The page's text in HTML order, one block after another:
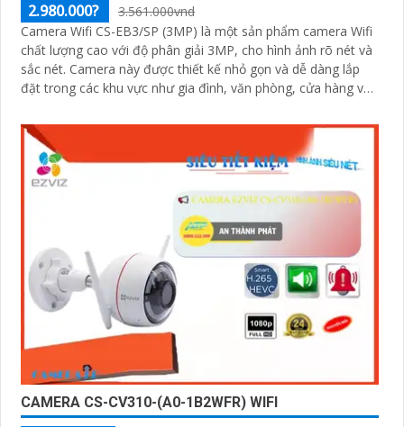
2.980.000?
3.561.000vnd
Camera Wifi CS-EB3/SP (3MP) là một sản phẩm camera Wifi
chất lượng cao với độ phân giải 3MP, cho hình ảnh rõ nét và
sắc nét. Camera này được thiết kế nhỏ gọn và dễ dàng lắp
đặt trong các khu vực như gia đình, văn phòng, cửa hàng và
CAMERA CS-CV310-(A0-1B2WFR) WIFI